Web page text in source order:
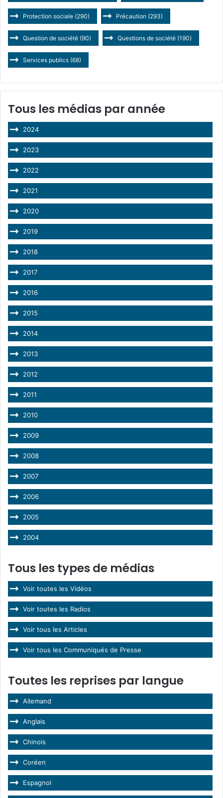
Protection sociale (290) Précaution (293)
Question de société (90) Questions de société (190)
Services publics (68)
Tous les médias par année
2024
2023
2022
2021
2020
2019
2018
2017
2016
2015
2014
2013
2012
2011
2010
2009
2008
2007
2006
2005
2004
Tous les types de médias
Voir toutes les Vidéos
Voir toutes les Radios
Voir tous les Articles
Voir tous les Communiqués de Presse
Toutes les reprises par langue
Allemand
Anglais
Chinois
Coréen
Espagnol